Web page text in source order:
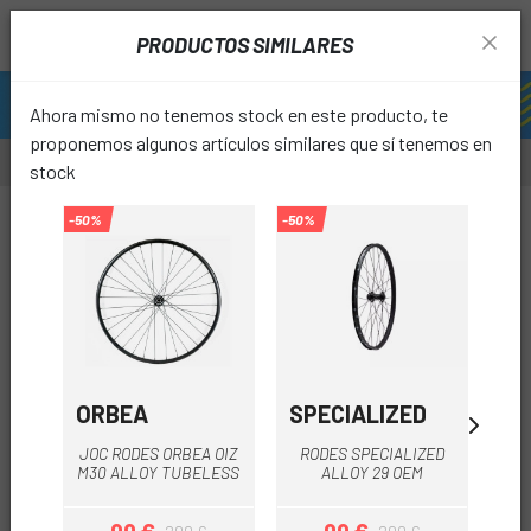
PRODUCTOS SIMILARES
Ahora mismo no tenemos stock en este producto, te
proponemos algunos artículos similares que sí tenemos en
stock
-50%
ORBEA
JOC RODES ORBEA OIZ
M30 ALLOY TUBELESS
-50%
SPECIALIZED
RODES SPECIALIZED
ALLOY 29 OEM